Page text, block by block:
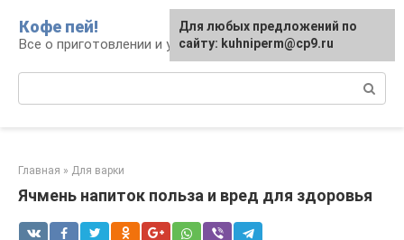
контенту
Кофе пей!
Все о приготовлении и употреблении кофе
Главная » Для варки
Ячмень напиток польза и вред для здоровья
Для любых предложений по
сайту: kuhniperm@cp9.ru